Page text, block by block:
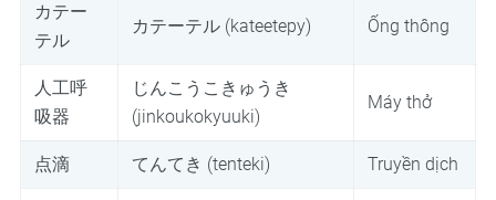
カテー
テル
カテーテル (kateeteру) Ống thông
人工呼
吸器
じんこうこきゅうき
(jinkoukokyuuki)
Máy thở
点滴 てんてき (tenteki) Truyền dịch